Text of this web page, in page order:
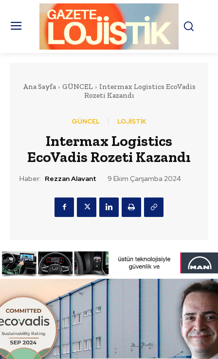
Ana Sayfa GÜNCEL
Intermax Logistics EcoVadis
Rozeti Kazandı
GÜNCEL LOJİSTİK
Intermax Logistics
EcoVadis Rozeti Kazandı
Haber: Rezzan Alavant 9 Ekim Çarşamba 2024